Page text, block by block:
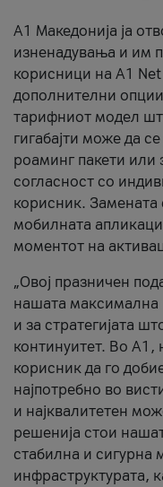
А1 Македонија ја
изненадувања и им
корисници на A1 Net
дополнителни
тарифниот модел
гигабајти може да
роаминг пакети или
согласност со
корисник.
мобилната
моментот на
„Овој празничен
нашата максимална
и за стратегијата
континуитет. Во А1,
корисник да го
најпотребно во
и најквалитетен
решенија стои
стабилна и сигурна
инфраструктурата,